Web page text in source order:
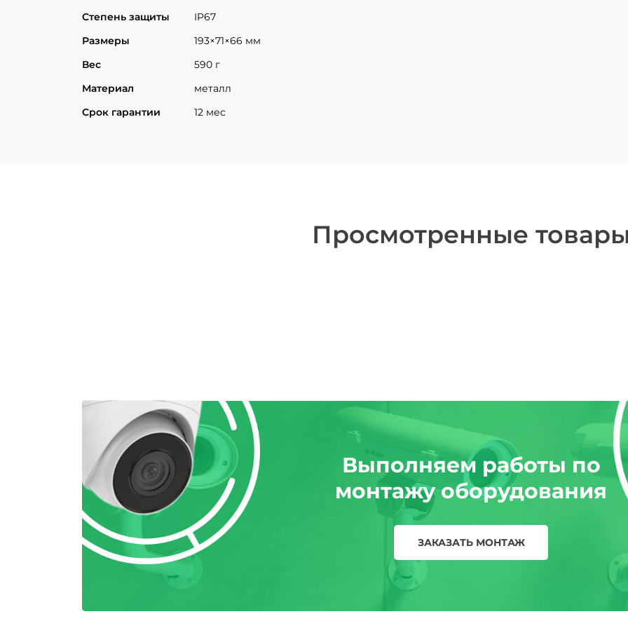
Степень защиты
IP67
Размеры
193×71×66 мм
Вес
590 г
Материал
металл
Срок гарантии
12 мес
Просмотренные
Выполняем работы по
монтажу оборудования
ЗАКАЗАТЬ МОНТАЖ